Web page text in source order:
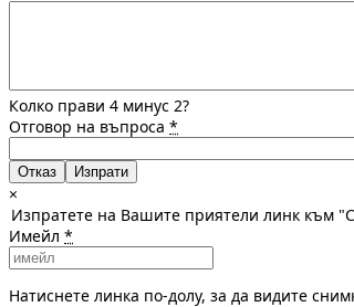
Колко прави 4 минус 2?
Отговор на въпроса *
Отказ
×
Изпратете на Вашите приятели линк към
Имейл *
Натиснете линка по-долу, за да видите